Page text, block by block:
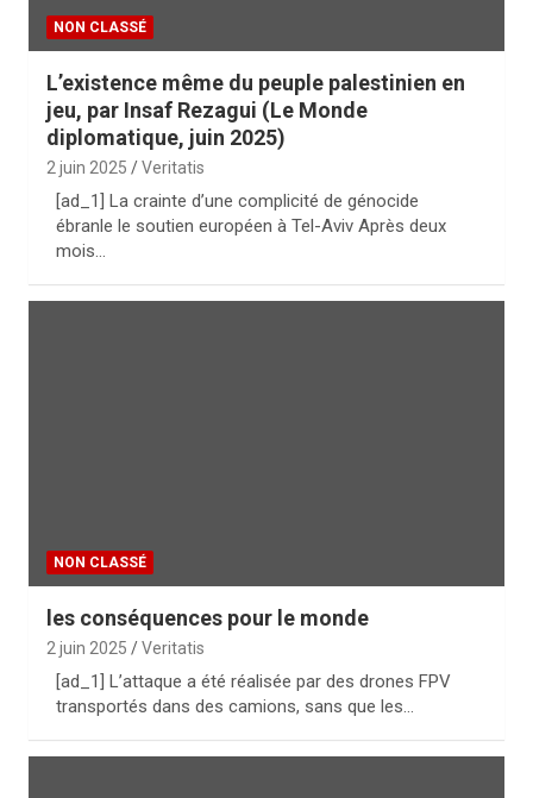
NON CLASSÉ
L’existence même du peuple palestinien en
jeu, par Insaf Rezagui (Le Monde
diplomatique, juin 2025)
2 juin 2025 Veritatis
[ad_1] La crainte d’une complicité de génocide
ébranle le soutien européen à Tel-Aviv Après deux
mois…
NON CLASSÉ
les conséquences pour le monde
2 juin 2025 Veritatis
[ad_1] L’attaque a été réalisée par des drones FPV
transportés dans des camions, sans que les…